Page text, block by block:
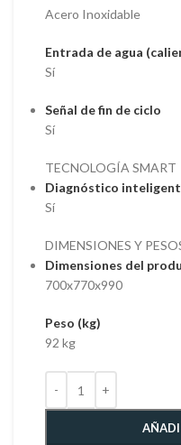
Acero Inoxidable
Entrada de agua
Sí
Señal de fin de ciclo
Sí
TECNOLOGÍA SMART
Diagnóstico
Sí
DIMENSIONES Y
Dimensiones del
700x770x990
Peso (kg)
92 kg